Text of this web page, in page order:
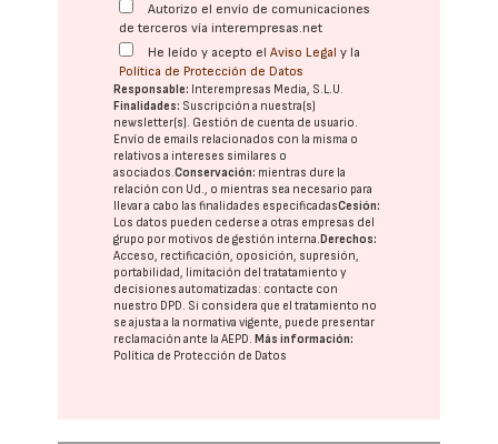
Autorizo el envío de comunicaciones
de terceros vía interempresas.net
He leído y acepto elAviso Legal y la
Política de Protección de Datos
Responsable: Interempresas Media, S.L.U.
Finalidades: Suscripción a nuestra(s)
newsletter(s). Gestión de cuenta de usuario.
Envío de emails relacionados con la misma o
relativos a intereses similares o
asociados.Conservación: mientras dure la
relación con Ud., o mientras sea necesario para
llevar a cabo las finalidades especificadasCesión:
Los datos pueden cederse a otras empresas del
grupo por motivos de gestión interna. Derechos:
Acceso, rectificación, oposición, supresión,
portabilidad, limitación del tratatamiento y
decisiones automatizadas: contacte con
nuestro DPD. Si considera que el tratamiento no
se ajusta a la normativa vigente, puede presentar
reclamación ante laAEPD. Más información:
Política de Protección de Datos